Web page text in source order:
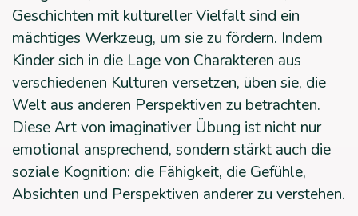
Geschichten mit kultureller Vielfalt sind ein
mächtiges Werkzeug, um sie zu fördern. Indem
Kinder sich in die Lage von Charakteren aus
verschiedenen Kulturen versetzen, üben sie, die
Welt aus anderen Perspektiven zu betrachten.
Diese Art von imaginativer Übung ist nicht nur
emotional ansprechend, sondern stärkt auch die
soziale Kognition: die Fähigkeit, die Gefühle,
Absichten und Perspektiven anderer zu verstehen.